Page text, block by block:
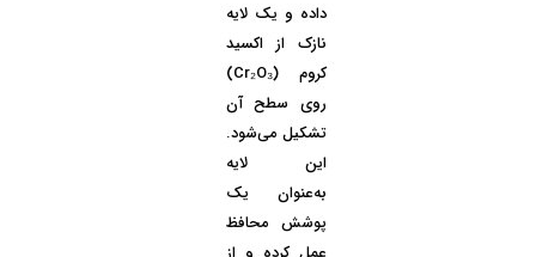
داده و یک لایه
نازک از اکسید
کروم
(Cr₂O₃)
روی سطح آن
تشکیل می‌شود.
این لایه
به‌عنوان یک
پوشش محافظ